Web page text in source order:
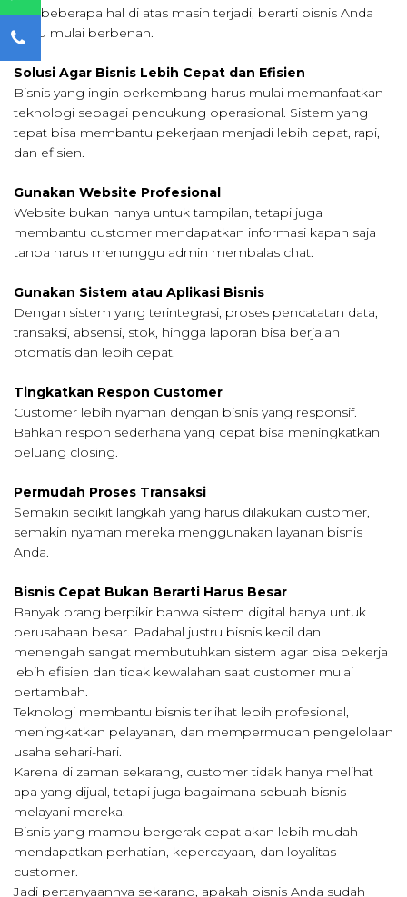
Jika beberapa hal di atas masih terjadi, berarti bisnis Anda
perlu mulai berbenah.
Solusi Agar Bisnis Lebih Cepat dan Efisien
Bisnis yang ingin berkembang harus mulai memanfaatkan
teknologi sebagai pendukung operasional. Sistem yang
tepat bisa membantu pekerjaan menjadi lebih cepat, rapi,
dan efisien.
Gunakan Website Profesional
Website bukan hanya untuk tampilan, tetapi juga
membantu customer mendapatkan informasi kapan saja
tanpa harus menunggu admin membalas chat.
Gunakan Sistem atau Aplikasi Bisnis
Dengan sistem yang terintegrasi, proses pencatatan data,
transaksi, absensi, stok, hingga laporan bisa berjalan
otomatis dan lebih cepat.
Tingkatkan Respon Customer
Customer lebih nyaman dengan bisnis yang responsif.
Bahkan respon sederhana yang cepat bisa meningkatkan
peluang closing.
Permudah Proses Transaksi
Semakin sedikit langkah yang harus dilakukan customer,
semakin nyaman mereka menggunakan layanan bisnis
Anda.
Bisnis Cepat Bukan Berarti Harus Besar
Banyak orang berpikir bahwa sistem digital hanya untuk
perusahaan besar. Padahal justru bisnis kecil dan
menengah sangat membutuhkan sistem agar bisa bekerja
lebih efisien dan tidak kewalahan saat customer mulai
bertambah.
Teknologi membantu bisnis terlihat lebih profesional,
meningkatkan pelayanan, dan mempermudah pengelolaan
usaha sehari-hari.
Karena di zaman sekarang, customer tidak hanya melihat
apa yang dijual, tetapi juga bagaimana sebuah bisnis
melayani mereka.
Bisnis yang mampu bergerak cepat akan lebih mudah
mendapatkan perhatian, kepercayaan, dan loyalitas
customer.
Jadi pertanyaannya sekarang, apakah bisnis Anda sudah